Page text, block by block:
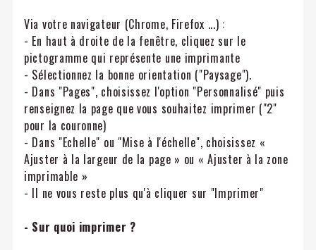
Via votre navigateur (Chrome, Firefox ...) :
- En haut à droite de la fenêtre, cliquez sur le
pictogramme qui représente une imprimante
- Sélectionnez la bonne orientation ("Paysage").
- Dans "Pages", choisissez l'option "Personnalisé" puis
renseignez la page que vous souhaitez imprimer ("2"
pour la couronne)
- Dans "Echelle" ou "Mise à l'échelle", choisissez «
Ajuster à la largeur de la page » ou « Ajuster à la zone
imprimable »
- Il ne vous reste plus qu'à cliquer sur "Imprimer"
- Sur quoi imprimer ?